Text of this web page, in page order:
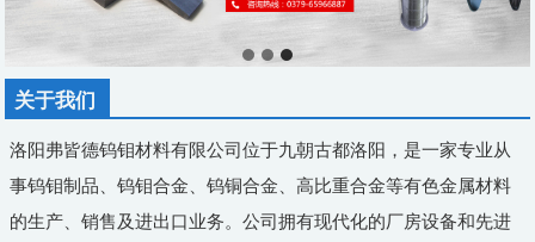
关于我们
洛阳弗皆德钨钼材料有限公司位于九朝古都洛阳，是一家专业从
事钨钼制品、钨钼合金、钨铜合金、高比重合金等有色金属材料
的生产、销售及进出口业务。公司拥有现代化的厂房设备和先进